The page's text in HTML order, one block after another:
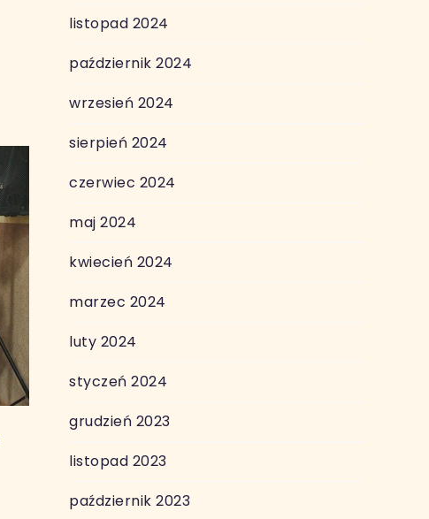
listopad 2024
październik 2024
wrzesień 2024
sierpień 2024
czerwiec 2024
maj 2024
kwiecień 2024
marzec 2024
luty 2024
styczeń 2024
grudzień 2023
listopad 2023
październik 2023